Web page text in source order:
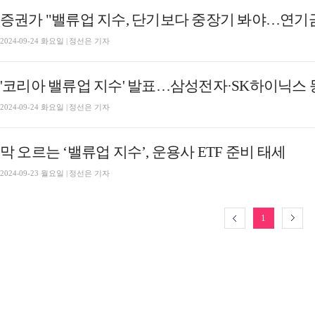
2024-09-24 화요일 | 정선은 기자
2024-09-24 화요일 | 정선은 기자
막 오르는 ‘밸류업 지수’, 운용사 ETF 준비 태세
2024-09-23 월요일 | 정선은 기자
1